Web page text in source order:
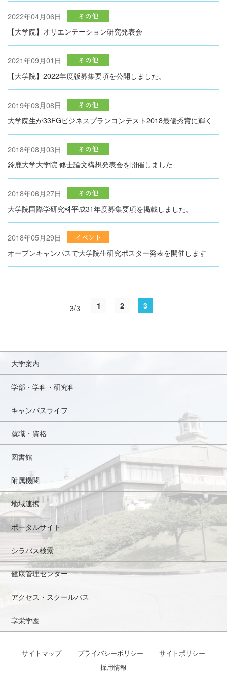
2022年04月06日 その他
【大学院】オリエンテーション研究発表会
2021年09月01日 その他
【大学院】2022年度版募集要項を公開しました。
2019年03月08日 その他
大学院生が33FGビジネスプランコンテスト2018最優秀賞に輝く
2018年08月03日 その他
鈴鹿大学大学院 修士論文構想発表会を開催しました
2018年06月27日 その他
大学院国際学研究科平成31年度募集要項を掲載しました。
2018年05月29日 イベント
オープンキャンパスで大学院生研究ポスター発表を開催します
3/3 1 2 3
大学案内
学部・学科・研究科
キャンパスライフ
就職・資格
図書館
附属機関
地域連携
ポータルサイト
シラバス検索
健康管理センター
アクセス・スクールバス
享栄学園
サイトマップ プライバシーポリシー
サイトポリシー
採用情報